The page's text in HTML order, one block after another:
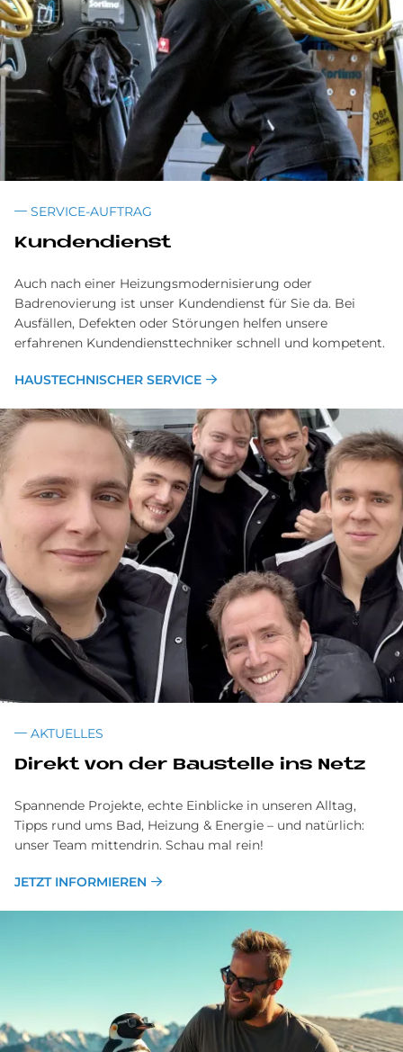
SERVICE-AUFTRAG
Kun­den­dienst
Auch nach einer Heizungsmodernisierung oder
Badrenovierung ist unser Kundendienst für Sie da. Bei
Ausfällen, Defekten oder Störungen helfen unsere
erfahrenen Kundendiensttechniker schnell und kompetent.
HAUSTECHNISCHER SERVICE
AKTUELLES
Di­re­kt von der Bau­stel­le ins Netz
Spannende Projekte, echte Einblicke in unseren Alltag,
Tipps rund ums Bad, Heizung & Energie – und natürlich:
unser Team mittendrin. Schau mal rein!
JETZT INFORMIEREN